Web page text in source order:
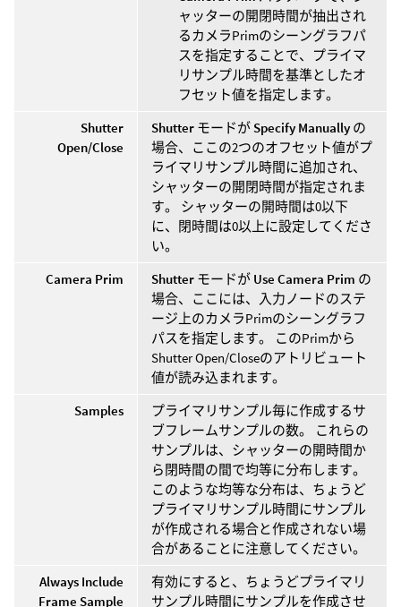
ャッターの開閉時間が抽出され
るカメラPrimのシーングラフパ
スを指定することで、プライマ
リサンプル時間を基準としたオ
フセット値を指定します。
Shutter
Open/Close
Shutter モードが Specify Manually の
場合、ここの2つのオフセット値がプ
ライマリサンプル時間に追加され、
シャッターの開閉時間が指定されま
す。 シャッターの開時間は0以下
に、閉時間は0以上に設定してくださ
い。
Camera Prim
Shutter モードが Use Camera Prim の
場合、ここには、入力ノードのステ
ージ上のカメラPrimのシーングラフ
パスを指定します。 このPrimから
Shutter Open/Closeのアトリビュート
値が読み込まれます。
Samples
プライマリサンプル毎に作成するサ
ブフレームサンプルの数。 これらの
サンプルは、シャッターの開時間か
ら閉時間の間で均等に分布します。
このような均等な分布は、ちょうど
プライマリサンプル時間にサンプル
が作成される場合と作成されない場
合があることに注意してください。
Always Include
Frame Sample
有効にすると、ちょうどプライマリ
サンプル時間にサンプルを作成させ